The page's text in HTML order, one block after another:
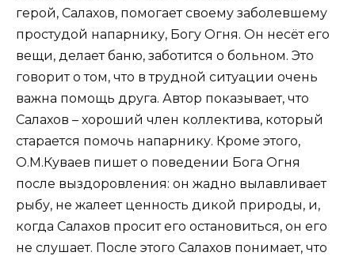
герой, Салахов, помогает своему заболевшему
простудой напарнику, Богу Огня. Он несёт его
вещи, делает баню, заботится о больном. Это
говорит о том, что в трудной ситуации очень
важна помощь друга. Автор показывает, что
Салахов – хороший член коллектива, который
старается помочь напарнику. Кроме этого,
О.М.Куваев пишет о поведении Бога Огня
после выздоровления: он жадно вылавливает
рыбу, не жалеет ценность дикой природы, и,
когда Салахов просит его остановиться, он его
не слушает. После этого Салахов понимает, что